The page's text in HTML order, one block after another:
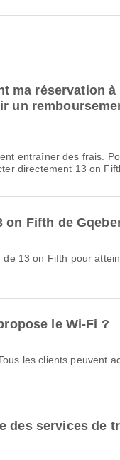
ma réservation à
un
entraîner des frais.
directement 13 on
Fifth de
13 on Fifth pour
le Wi-Fi ?
les clients peuvent
des services de